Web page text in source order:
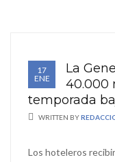
17
ENE
La
40.000
temporada
WRITTEN BY
Los hoteleros